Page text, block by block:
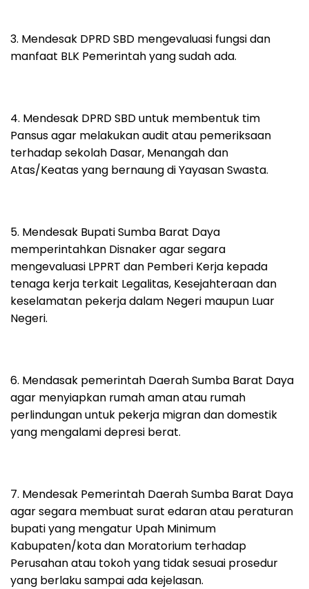
3. Mendesak DPRD SBD mengevaluasi fungsi dan
manfaat BLK Pemerintah yang sudah ada.
4. Mendesak DPRD SBD untuk membentuk tim
Pansus agar melakukan audit atau pemeriksaan
terhadap sekolah Dasar, Menangah dan
Atas/Keatas yang bernaung di Yayasan Swasta.
5. Mendesak Bupati Sumba Barat Daya
memperintahkan Disnaker agar segara
mengevaluasi LPPRT dan Pemberi Kerja kepada
tenaga kerja terkait Legalitas, Kesejahteraan dan
keselamatan pekerja dalam Negeri maupun Luar
Negeri.
6. Mendasak pemerintah Daerah Sumba Barat Daya
agar menyiapkan rumah aman atau rumah
perlindungan untuk pekerja migran dan domestik
yang mengalami depresi berat.
7. Mendesak Pemerintah Daerah Sumba Barat Daya
agar segara membuat surat edaran atau peraturan
bupati yang mengatur Upah Minimum
Kabupaten/kota dan Moratorium terhadap
Perusahan atau tokoh yang tidak sesuai prosedur
yang berlaku sampai ada kejelasan.